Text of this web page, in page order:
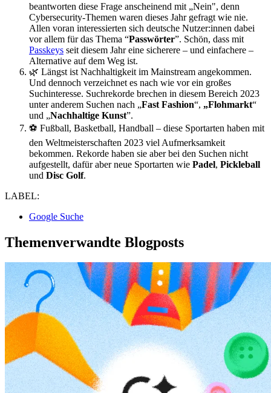
beantworten diese Frage anscheinend mit „Nein", denn
Cybersecurity-Themen waren dieses Jahr gefragt wie nie.
Allen voran interessierten sich deutsche Nutzer:innen dabei
vor allem für das Thema “Passwörter”. Schön, dass mit
Passkeys seit diesem Jahr eine sicherere – und einfachere –
Alternative auf dem Weg ist.
🌿 Längst ist Nachhaltigkeit im Mainstream angekommen.
Und dennoch verzeichnet es nach wie vor ein großes
Suchinteresse. Suchrekorde brechen in diesem Bereich 2023
unter anderem Suchen nach „Fast Fashion“, „Flohmarkt“
und „Nachhaltige Kunst”.
⚽️ Fußball, Basketball, Handball – diese Sportarten haben mit
den Weltmeisterschaften 2023 viel Aufmerksamkeit
bekommen. Rekorde haben sie aber bei den Suchen nicht
aufgestellt, dafür aber neue Sportarten wie Padel, Pickleball
und Disc Golf.
LABEL:
Google Suche
Themenverwandte Blogposts